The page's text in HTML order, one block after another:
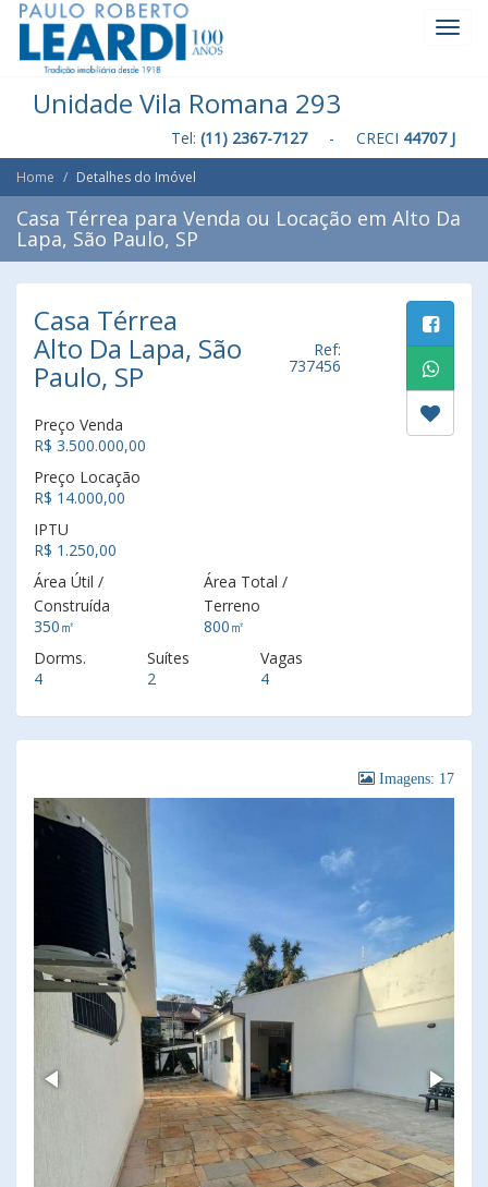
Unidade Vila Romana 293
Tel: (11) 2367-7127- CRECI 44707 J
Home Detalhes do Imóvel
Casa Térrea para Venda ou Locação em Alto Da
Lapa, São Paulo, SP
Casa Térrea
Alto Da Lapa, São
Paulo, SP
Ref:
737456
Preço Venda
R$ 3.500.000,00
Preço Locação
R$ 14.000,00
IPTU
R$ 1.250,00
Área Útil /
Construída
350㎡
Área Total /
Terreno
800㎡
Dorms.
4
Suítes
2
Vagas
4
Imagens: 17